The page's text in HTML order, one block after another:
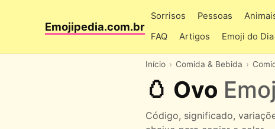
Emojipedia.com.br
Sorrisos Pessoas
FAQ
Artigos Emoji do Dia
Início Comida & Bebida
🥚 Ovo
Código, significado,